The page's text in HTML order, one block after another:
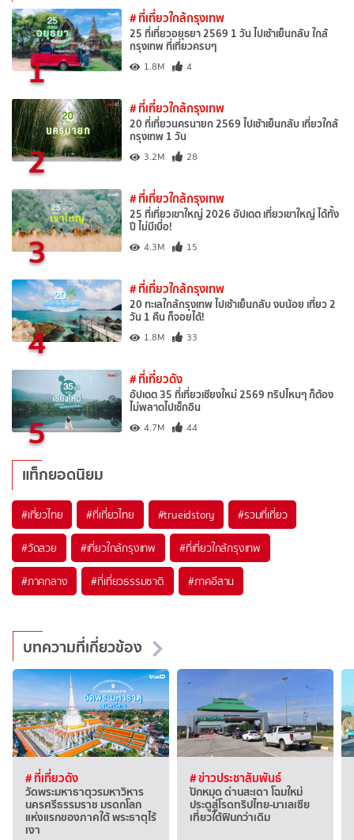
1
# ที่เที่ยวใกล้กรุงเทพ
25 ที่เที่ยวอยุธยา 2569 1 วัน ไปเช้าเย็นกลับ ใกล้
กรุงเทพ ที่เที่ยวครบๆ
1.8M 4
2
# ที่เที่ยวใกล้กรุงเทพ
20 ที่เที่ยวนครนายก 2569 ไปเช้าเย็นกลับ เที่ยวใกล้
กรุงเทพ 1 วัน
3.2M 28
3
# ที่เที่ยวใกล้กรุงเทพ
25 ที่เที่ยวเขาใหญ่ 2026 อัปเดต เที่ยวเขาใหญ่ ได้ทั้ง
ปี ไม่มีเบื่อ!
4.3M 15
4
# ที่เที่ยวใกล้กรุงเทพ
20 ทะเลใกล้กรุงเทพ ไปเช้าเย็นกลับ งบน้อย เที่ยว 2
วัน 1 คืน ก็จอยได้!
1.8M 33
5
# ที่เที่ยวดัง
อัปเดต 35 ที่เที่ยวเชียงใหม่ 2569 ทริปไหนๆ ก็ต้อง
ไม่พลาดไปเช็กอิน
4.7M 44
แท็กยอดนิยม
#เที่ยวไทย #ที่เที่ยวไทย #trueidstory #รวมที่เที่ยว
#วัดสวย #เที่ยวใกล้กรุงเทพ #ที่เที่ยวใกล้กรุงเทพ
#ภาคกลาง #ที่เที่ยวธรรมชาติ #ภาคอีสาน
บทความที่เกี่ยวข้อง
# ที่เที่ยวดัง
วัดพระมหาธาตุวรมหาวิหาร
นครศรีธรรมราช มรดกโลก
แห่งแรกของภาคใต้ พระธาตุไร้
เงา
# ข่าวประชาสัมพันธ์
ปักหมุด ด่านสะเดา โฉมใหม่
ประตูสู่โรดทริปไทย-มาเลเซีย
เที่ยวใต้ฟินกว่าเดิม